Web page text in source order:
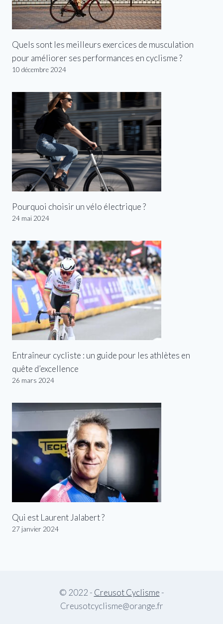
Quels sont les meilleurs exercices de musculation
pour améliorer ses performances en cyclisme ?
10 décembre 2024
Pourquoi choisir un vélo électrique ?
24 mai 2024
Entraîneur cycliste : un guide pour les athlètes en
quête d’excellence
26 mars 2024
Qui est Laurent Jalabert ?
27 janvier 2024
© 2022 - Creusot Cyclisme -
Creusotcyclisme@orange.fr